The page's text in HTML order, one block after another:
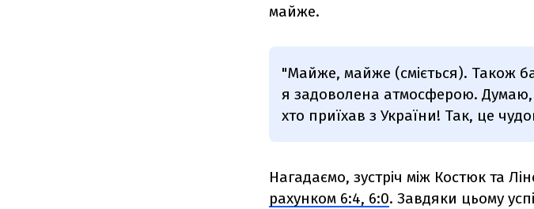
майже.
"Майже, майже (сміється). Також
я задоволена атмосферою.
хто приїхав з України! Так, це
Нагадаємо, зустріч між Костюк та
рахунком 6:4, 6:0. Завдяки цьому